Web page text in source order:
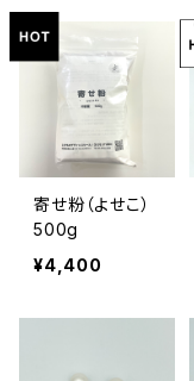
寄せ粉（よせこ）
500g
¥4,400